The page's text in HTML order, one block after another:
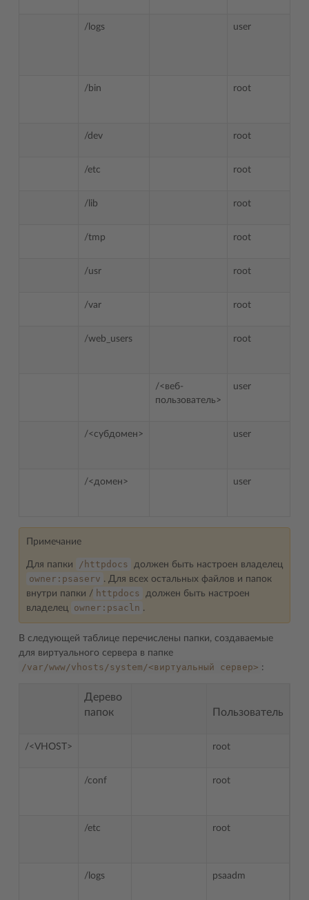
/logs user
/bin root
/dev root
/etc root
/lib root
/tmp root
/usr root
/var root
/web_users root
/<веб-
пользователь>
user
/<субдомен> user
/<домен> user
Примечание
Для папки /httpdocs должен быть настроен владелец
owner:psaserv . Для всех остальных файлов и папок
внутри папки / httpdocs
должен быть настроен
владелец
owner:psacln .
В следующей таблице перечислены папки, создаваемые
для виртуального сервера в папке
/var/www/vhosts/system/<виртуальный сервер> :
Дерево
папок
Пользователь
/<VHOST> root
/conf root
/etc root
/logs psaadm